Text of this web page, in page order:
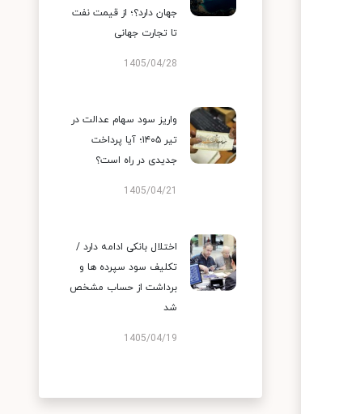
جهان دارد؟؛ از قیمت نفت
تا تجارت جهانی
1405/04/28
واریز سود سهام عدالت در
تیر ۱۴۰۵؛ آیا پرداخت
جدیدی در راه است؟
1405/04/21
اختلال بانکی ادامه دارد /
تکلیف سود سپرده ها و
برداشت از حساب مشخص
شد
1405/04/19